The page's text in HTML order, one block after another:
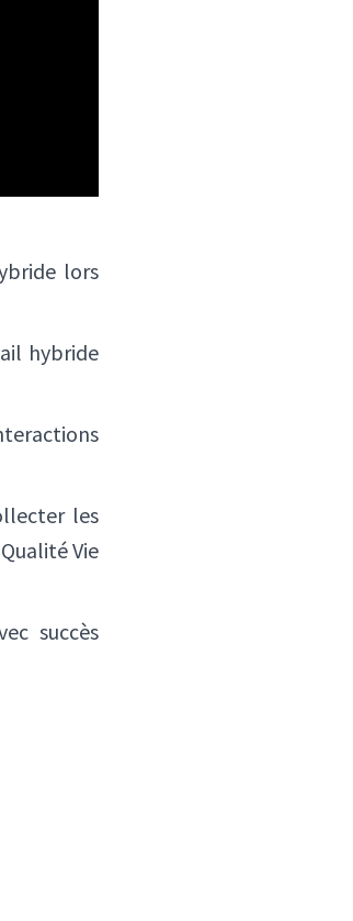
lors
hybride
les
Vie
succès